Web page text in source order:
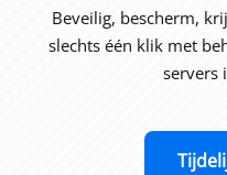
Beveilig, bescherm,
slechts één klik met
servers